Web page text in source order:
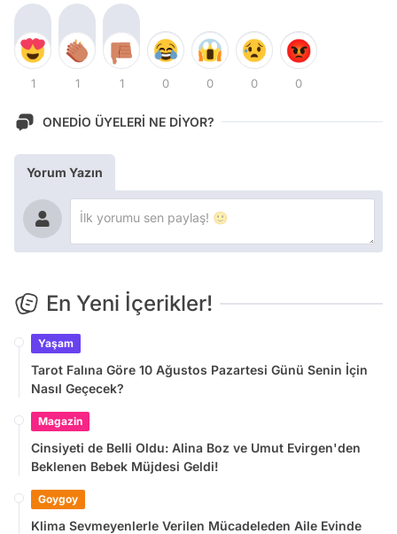
1 1 1 0 0 0 0
ONEDİO ÜYELERİ NE DİYOR?
Yorum Yazın
En Yeni İçerikler!
Yaşam
Tarot Falına Göre 10 Ağustos Pazartesi Günü Senin İçin
Nasıl Geçecek?
Magazin
Cinsiyeti de Belli Oldu: Alina Boz ve Umut Evirgen'den
Beklenen Bebek Müjdesi Geldi!
Goygoy
Klima Sevmeyenlerle Verilen Mücadeleden Aile Evinde